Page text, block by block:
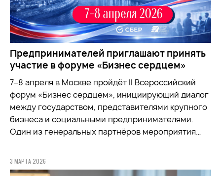
Предпринимателей приглашают принять
участие в форуме «Бизнес сердцем»
7–8 апреля в Москве пройдёт II Всероссийский
форум «Бизнес сердцем», инициирующий диалог
между государством, представителями крупного
бизнеса и социальными предпринимателями.
Один из генеральных партнёров мероприятия…
3 МАРТА 2026